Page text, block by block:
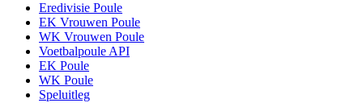
Eredivisie Poule
EK Vrouwen Poule
WK Vrouwen Poule
Voetbalpoule API
EK Poule
WK Poule
Speluitleg